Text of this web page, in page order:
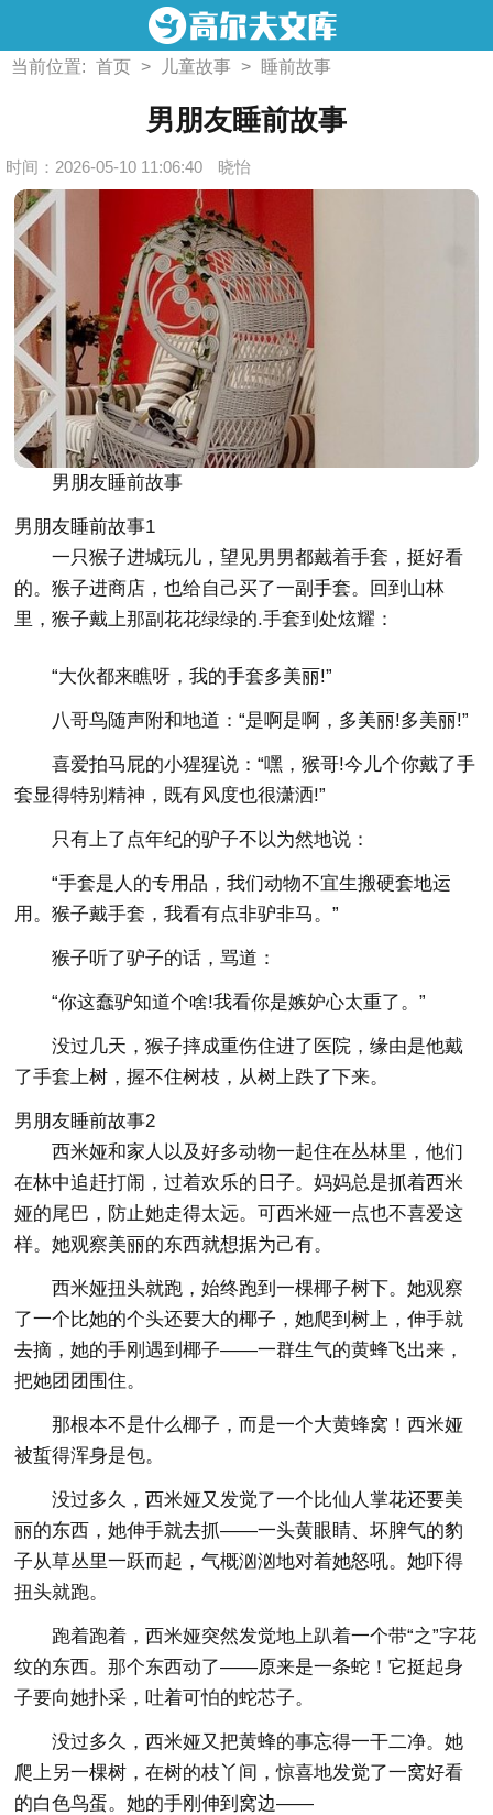
当前位置: 首页 > 儿童故事 > 睡前故事
男朋友睡前故事
时间：2026-05-10 11:06:40 晓怡
男朋友睡前故事
男朋友睡前故事1
一只猴子进城玩儿，望见男男都戴着手套，挺好看
的。猴子进商店，也给自己买了一副手套。回到山林
里，猴子戴上那副花花绿绿的.手套到处炫耀：
“大伙都来瞧呀，我的手套多美丽!”
八哥鸟随声附和地道：“是啊是啊，多美丽!多美丽!”
喜爱拍马屁的小猩猩说：“嘿，猴哥!今儿个你戴了手
套显得特别精神，既有风度也很潇洒!”
只有上了点年纪的驴子不以为然地说：
“手套是人的专用品，我们动物不宜生搬硬套地运
用。猴子戴手套，我看有点非驴非马。”
猴子听了驴子的话，骂道：
“你这蠢驴知道个啥!我看你是嫉妒心太重了。”
没过几天，猴子摔成重伤住进了医院，缘由是他戴
了手套上树，握不住树枝，从树上跌了下来。
男朋友睡前故事2
西米娅和家人以及好多动物一起住在丛林里，他们
在林中追赶打闹，过着欢乐的日子。妈妈总是抓着西米
娅的尾巴，防止她走得太远。可西米娅一点也不喜爱这
样。她观察美丽的东西就想据为己有。
西米娅扭头就跑，始终跑到一棵椰子树下。她观察
了一个比她的个头还要大的椰子，她爬到树上，伸手就
去摘，她的手刚遇到椰子——一群生气的黄蜂飞出来，
把她团团围住。
那根本不是什么椰子，而是一个大黄蜂窝！西米娅
被蜇得浑身是包。
没过多久，西米娅又发觉了一个比仙人掌花还要美
丽的东西，她伸手就去抓——一头黄眼睛、坏脾气的豹
子从草丛里一跃而起，气概汹汹地对着她怒吼。她吓得
扭头就跑。
跑着跑着，西米娅突然发觉地上趴着一个带“之”字花
纹的东西。那个东西动了——原来是一条蛇！它挺起身
子要向她扑采，吐着可怕的蛇芯子。
没过多久，西米娅又把黄蜂的事忘得一干二净。她
爬上另一棵树，在树的枝丫间，惊喜地发觉了一窝好看
的白色鸟蛋。她的手刚伸到窝边——